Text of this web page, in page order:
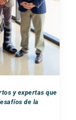
y expertas que
de la